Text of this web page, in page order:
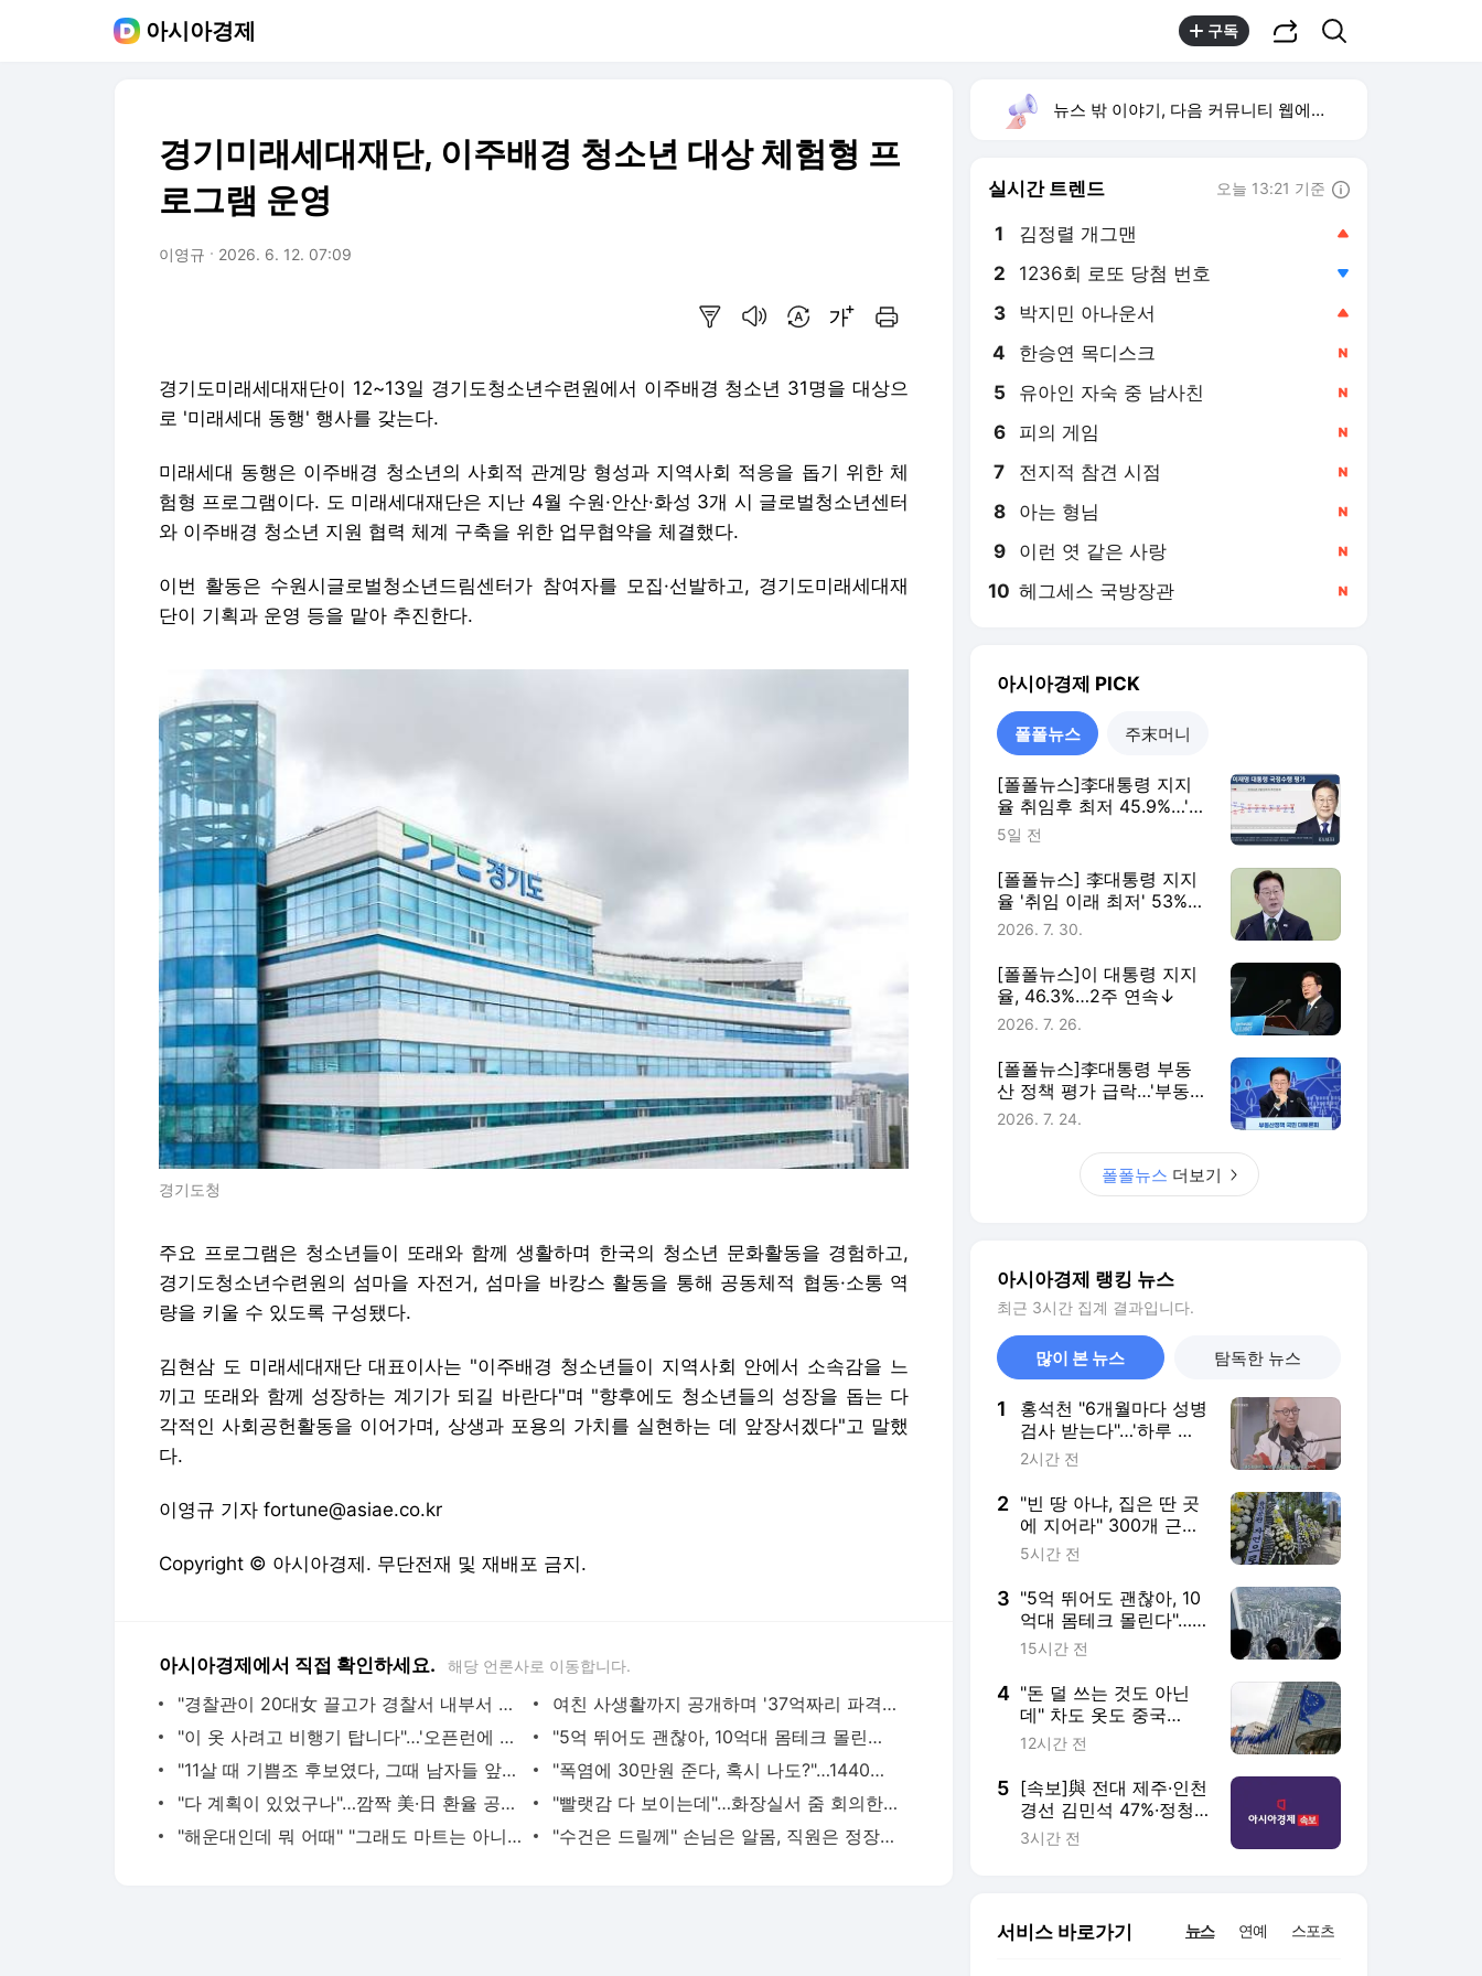
아시아경제 구독
경기미래세대재단, 이주배경 청소년 대상 체험형 프
로그램 운영
이영규 2026. 6. 12. 07:09
경기도미래세대재단이 12~13일 경기도청소년수련원에서 이주배경 청소년 31명을 대상으
로 '미래세대 동행' 행사를 갖는다.
미래세대 동행은 이주배경 청소년의 사회적 관계망 형성과 지역사회 적응을 돕기 위한 체
험형 프로그램이다. 도 미래세대재단은 지난 4월 수원·안산·화성 3개 시 글로벌청소년센터
와 이주배경 청소년 지원 협력 체계 구축을 위한 업무협약을 체결했다.
이번 활동은 수원시글로벌청소년드림센터가 참여자를 모집·선발하고, 경기도미래세대재
단이 기획과 운영 등을 맡아 추진한다.
경기도청
주요 프로그램은 청소년들이 또래와 함께 생활하며 한국의 청소년 문화활동을 경험하고,
경기도청소년수련원의 섬마을 자전거, 섬마을 바캉스 활동을 통해 공동체적 협동·소통 역
량을 키울 수 있도록 구성됐다.
김현삼 도 미래세대재단 대표이사는 "이주배경 청소년들이 지역사회 안에서 소속감을 느
끼고 또래와 함께 성장하는 계기가 되길 바란다"며 "향후에도 청소년들의 성장을 돕는 다
각적인 사회공헌활동을 이어가며, 상생과 포용의 가치를 실현하는 데 앞장서겠다"고 말했
다.
이영규 기자 fortune@asiae.co.kr
Copyright © 아시아경제. 무단전재 및 재배포 금지.
아시아경제에서 직접 확인하세요. 해당 언론사로 이동합니다.
"경찰관이 20대女 끌고가 경찰서 내부서 성폭행"…직원 78명 직무정지까지, 파키스탄에 무슨 일이
여친 사생활까지 공개하며 '37억짜리 파격 실험'…"생리혈 영하 80도에 보관 중"
"이 옷 사려고 비행기 탑니다"…'오픈런에 품절대란' 제주여행 필수템으로 부상[지금사는방식]
"5억 뛰어도 괜찮아, 10억대 몸테크 몰린다"…중저가 재건축 단지 고가낙찰 행렬[부동산AtoZ]
"11살 때 기쁨조 후보였다, 그때 남자들 앞에서…" 탈북민 주장 충격
"폭염에 30만원 준다, 혹시 나도?"…1440만명 이미 가입된 '이 보험'
"다 계획이 있었구나"…깜짝 美·日 환율 공동개입, 5월부터 준비했다는데 [뭔日있슈]
"빨랫감 다 보이는데"…화장실서 줌 회의한 뉴질랜드 시의원 "문제없다"
"해운대인데 뭐 어때" "그래도 마트는 아니지" 점점 뜨거워지는 '비키니 논쟁'
"수건은 드릴께" 손님은 알몸, 직원은 정장…美 식당이 꺼낸 '파격 생존법'
뉴스 밖 이야기, 다음 커뮤니티 웹에서 보기
실시간 트렌드 오늘 13:21 기준
1 김정렬 개그맨
2 1236회 로또 당첨 번호
3 박지민 아나운서
4 한승연 목디스크
5 유아인 자숙 중 남사친
6 피의 게임
7 전지적 참견 시점
8 아는 형님
9 이런 엿 같은 사랑
10 헤그세스 국방장관
아시아경제 PICK
폴폴뉴스 주末머니
[폴폴뉴스]李대통령 지지
율 취임후 최저 45.9%…'부
정평가, 긍정평가 앞서'
5일 전
[폴폴뉴스] 李대통령 지지
율 '취임 이래 최저' 53%…
민주 40%·국힘 21%
2026. 7. 30.
[폴폴뉴스]이 대통령 지지
율, 46.3%…2주 연속↓
2026. 7. 26.
[폴폴뉴스]李대통령 부동
산 정책 평가 급락…'부동산
정책 잘한다' 3월 51%→ 7
2026. 7. 24.
폴폴뉴스 더보기
아시아경제 랭킹 뉴스
최근 3시간 집계 결과입니다.
많이 본 뉴스 탐독한 뉴스
1
홍석천 "6개월마다 성병
검사 받는다"…'하루 한
알' 복용 HIV 예방약 있
2시간 전
2 "빈 땅 아냐, 집은 딴 곳
에 지어라" 300개 근조
화환으로 뒤덮인 용산공
5시간 전
3 "5억 뛰어도 괜찮아, 10
억대 몸테크 몰린다"…
중저가 재건축 단지 고
AtoZ]
15시간 전
4 "돈 덜 쓰는 것도 아닌
데" 차도 옷도 중국
산…"전기요금도 너무
末머니]
12시간 전
5 [속보]與 전대 제주·인천
경선 김민석 47%·정청
래 42%·송영길 10%
3시간 전
서비스 바로가기 뉴스 연예 스포츠